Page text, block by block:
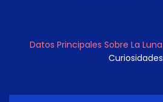
Datos Principales Sobre La Luna
Curiosidades